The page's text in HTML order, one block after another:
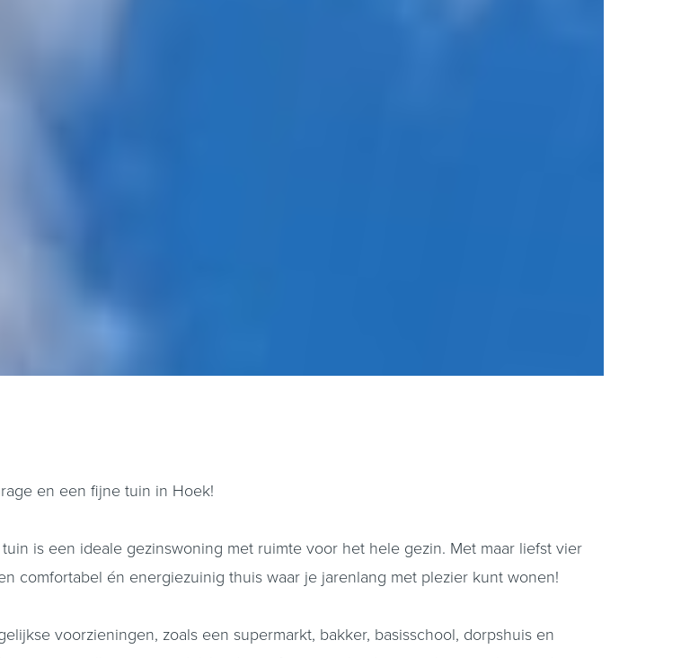
en een fijne tuin in Hoek!
is een ideale gezinswoning met ruimte voor het hele gezin. Met maar liefst vier
comfortabel én energiezuinig thuis waar je jarenlang met plezier kunt wonen!
voorzieningen, zoals een supermarkt, bakker, basisschool, dorpshuis en